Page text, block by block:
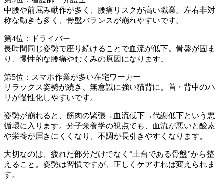
中腰や前屈み動作が多く、腰痛リスクが高い職業。左右非対
称な動きも多く、骨盤バランスが崩れやすいです。
第4位：ドライバー
長時間同じ姿勢で座り続けることで血流が低下。骨盤が固ま
り、慢性的な腰痛やむくみの原因になります。
第5位：スマホ作業が多い在宅ワーカー
リラックス姿勢が続き、無意識に強い猫背に。首・背中のハ
リが慢性化しやすいです。
姿勢が崩れると、筋肉の緊張→血流低下→代謝低下という悪
循環に入ります。分子栄養学の視点でも、血流が悪いと酸素
や栄養が届きにくくなり、不調が長引きやすくなります。
大切なのは、疲れた部分だけでなく“土台である骨盤”から整
えること。姿勢は習慣ですが、正しくケアすれば変えられま
す。